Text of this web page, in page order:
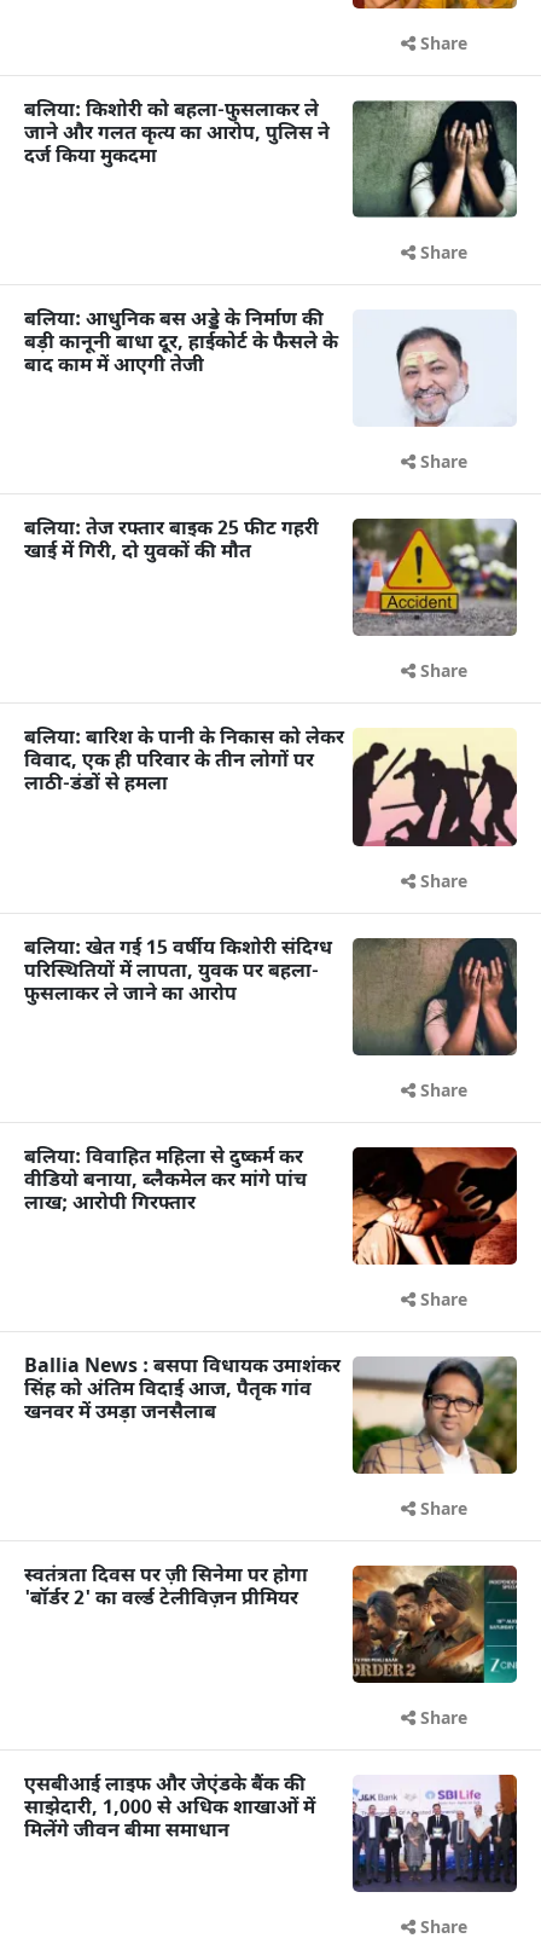
Share
बलिया: किशोरी को बहला-फुसलाकर ले
जाने और गलत कृत्य का आरोप, पुलिस ने
दर्ज किया मुकदमा
Share
बलिया: आधुनिक बस अड्डे के निर्माण की
बड़ी कानूनी बाधा दूर, हाईकोर्ट के फैसले के
बाद काम में आएगी तेजी
Share
बलिया: तेज रफ्तार बाइक 25 फीट गहरी
खाई में गिरी, दो युवकों की मौत
Share
बलिया: बारिश के पानी के निकास को लेकर
विवाद, एक ही परिवार के तीन लोगों पर
लाठी-डंडों से हमला
Share
बलिया: खेत गई 15 वर्षीय किशोरी संदिग्ध
परिस्थितियों में लापता, युवक पर बहला-
फुसलाकर ले जाने का आरोप
Share
बलिया: विवाहित महिला से दुष्कर्म कर
वीडियो बनाया, ब्लैकमेल कर मांगे पांच
लाख; आरोपी गिरफ्तार
Share
Ballia News : बसपा विधायक उमाशंकर
सिंह को अंतिम विदाई आज, पैतृक गांव
खनवर में उमड़ा जनसैलाब
Share
स्वतंत्रता दिवस पर ज़ी सिनेमा पर होगा
'बॉर्डर 2' का वर्ल्ड टेलीविज़न प्रीमियर
Share
एसबीआई लाइफ और जेएंडके बैंक की
साझेदारी, 1,000 से अधिक शाखाओं में
मिलेंगे जीवन बीमा समाधान
Share